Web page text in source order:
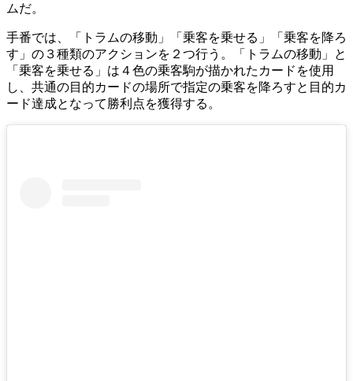
ムだ。
手番では、「トラムの移動」「乗客を乗せる」「乗客を降ろ
す」の３種類のアクションを２つ行う。「トラムの移動」と
「乗客を乗せる」は４色の乗客駒が描かれたカードを使用
し、共通の目的カードの場所で指定の乗客を降ろすと目的カ
ード達成となって勝利点を獲得する。